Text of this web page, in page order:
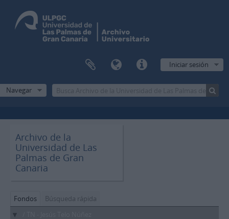
Iniciar sesión
Navegar
Archivo de la
Universidad de Las
Palmas de Gran
Canaria
Fondos
Búsqueda rápida